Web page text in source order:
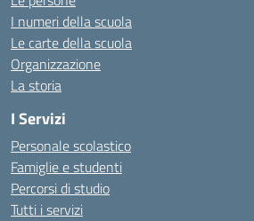
I numeri della scuola
Le carte della scuola
Organizzazione
La storia
I Servizi
Personale scolastico
Famiglie e studenti
Percorsi di studio
Tutti i servizi